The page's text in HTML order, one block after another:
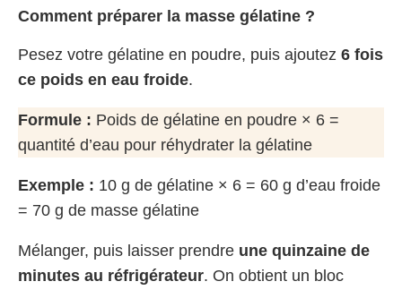
Comment préparer la masse gélatine ?
Pesez votre gélatine en poudre, puis ajoutez 6 fois
ce poids en eau froide.
Formule : Poids de gélatine en poudre × 6 =
quantité d’eau pour réhydrater la gélatine
Exemple : 10 g de gélatine × 6 = 60 g d’eau froide
= 70 g de masse gélatine
Mélanger, puis laisser prendre une quinzaine de
minutes au réfrigérateur. On obtient un bloc